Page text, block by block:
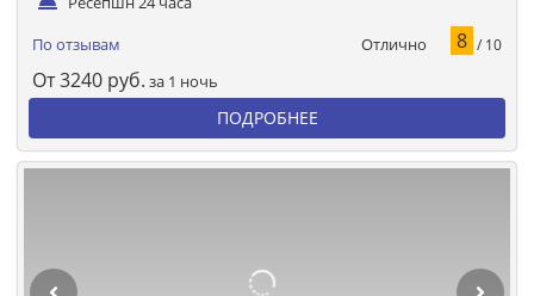
По отзывам Отлично 8 / 10
От3240 руб. за 1 ночь
ПОДРОБНЕЕ